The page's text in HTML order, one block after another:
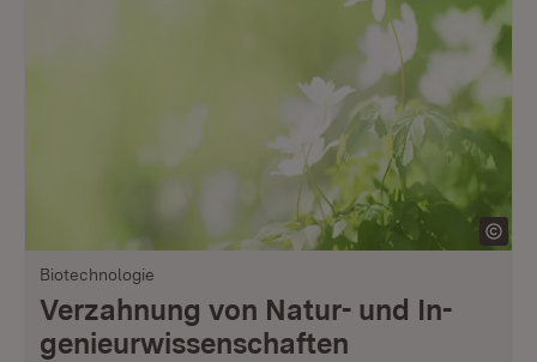
Biotechnologie
Verzahnung von Natur- und In­
genieurwissenschaften